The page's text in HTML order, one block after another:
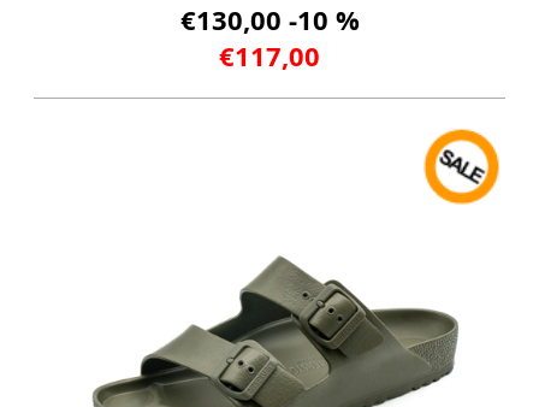
€130,00 -10 %
€117,00